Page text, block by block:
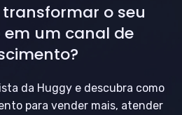
o seu
em um canal de
da Huggy e descubra como
para vender mais, atender